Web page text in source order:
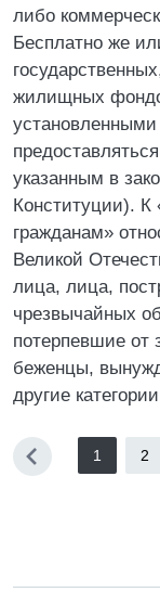
либо
Бесплатно же
жилищных
указанным в
Конституции). К
гражданам»
Великой
лица, лица,
чрезвычайных
потерпевшие от
беженцы,
другие
1 2